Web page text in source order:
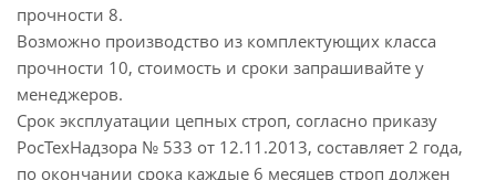
прочности 8.
Возможно производство из комплектующих класса
прочности 10, стоимость и сроки запрашивайте у
менеджеров.
Срок эксплуатации цепных строп, согласно приказу
РосТехНадзора № 533 от 12.11.2013, составляет 2 года,
по окончании срока каждые 6 месяцев строп должен